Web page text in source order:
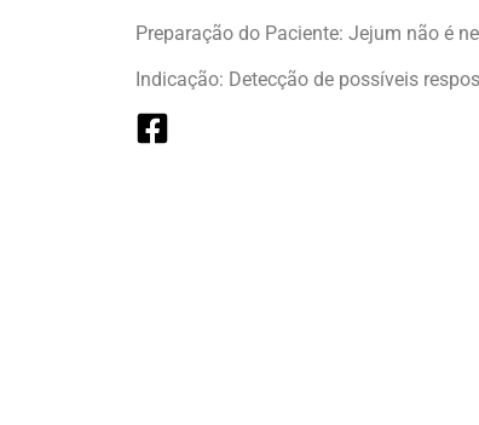
Preparação do Paciente: Jejum não é
Indicação: Detecção de possíveis